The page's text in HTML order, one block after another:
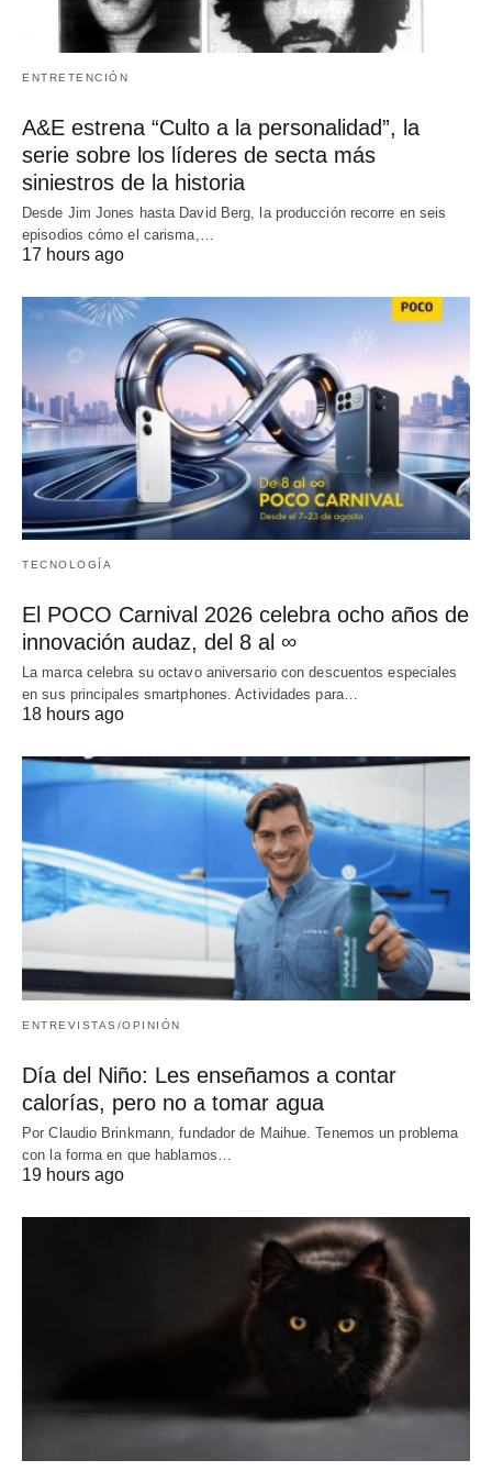
ENTRETENCIÓN
A&E estrena “Culto a la personalidad”, la
serie sobre los líderes de secta más
siniestros de la historia
Desde Jim Jones hasta David Berg, la producción recorre en seis
episodios cómo el carisma,…
17 hours ago
TECNOLOGÍA
El POCO Carnival 2026 celebra ocho años de
innovación audaz, del 8 al ∞
La marca celebra su octavo aniversario con descuentos especiales
en sus principales smartphones. Actividades para…
18 hours ago
ENTREVISTAS/OPINIÓN
Día del Niño: Les enseñamos a contar
calorías, pero no a tomar agua
Por Claudio Brinkmann, fundador de Maihue. Tenemos un problema
con la forma en que hablamos…
19 hours ago